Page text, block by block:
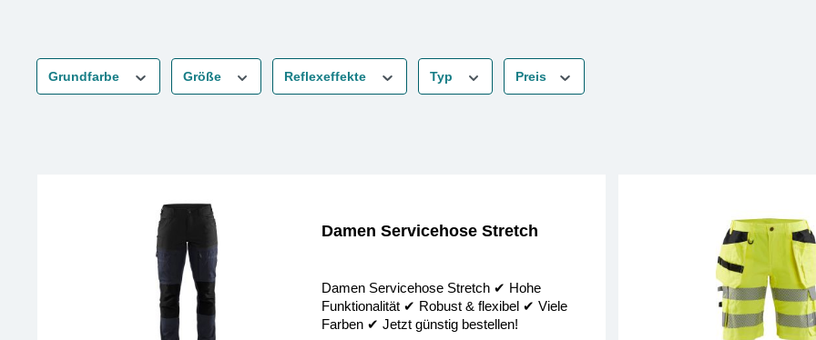
Grundfarbe Größe Reflexeffekte Typ Preis
Damen Servicehose Stretch
Damen Servicehose Stretch ✔︎ Hohe
Funktionalität ✔︎ Robust & flexibel ✔︎ Viele
Farben ✔︎ Jetzt günstig bestellen!